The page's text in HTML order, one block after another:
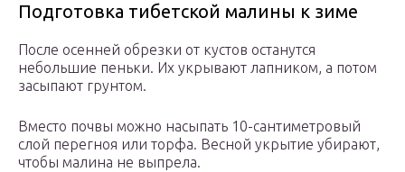
Подготовка тибетской малины к зиме
После осенней обрезки от кустов останутся
небольшие пеньки. Их укрывают лапником, а потом
засыпают грунтом.
Вместо почвы можно насыпать 10-сантиметровый
слой перегноя или торфа. Весной укрытие убирают,
чтобы малина не выпрела.